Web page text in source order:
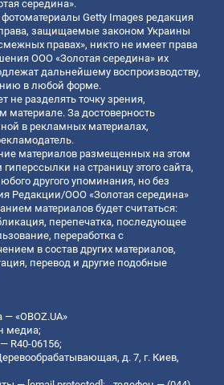
середина».
Getty Images редакция
защищаемые законом Украины
правах», никто не имеет права
ООО «Золотая середина» их
дальнейшему воспроизводству,
в любой форме.
не разделять точку зрения,
материале. За достоверность
в рекламных материалах,
материалов размещенных на этом
на страницу этого сайта,
другого упоминания, но без
Редакции/ООО «Золотая середина»
материалов будет считаться:
перепечатка, последующее
переработка с
в состав других материалов,
перевод и другие подобные
«OBOZ.UA»
медиа;
R40-06156;
д. 7, г. Киев,